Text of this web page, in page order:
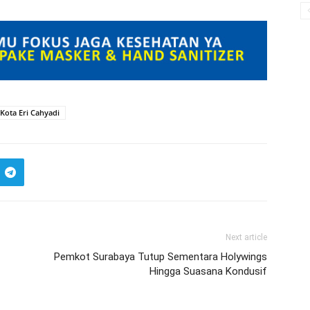
Eri Cahyadi
Next article
Pemkot Surabaya Tutup Sementara Holywings
Hingga Suasana Kondusif